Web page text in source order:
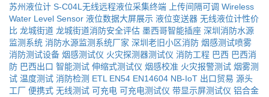
苏州液位计 S-C04L无线远程液位采集终端 上传间隔可调 Wireless
Water Level Sensor 液位数据大屏展示 液位变送器 无线液位计性价
比 龙城街道 龙城街道消防安全评估 墨西哥智能插座 深圳消防水源
监测系统 消防水源监测系统厂家 深圳老旧小区消防 烟感测试喷雾
消防测试设备 烟感测试仪 火灾探测器测试仪 消防工程 巴西 巴西消
防 巴西出口 智能测试 伸缩式测试仪 烟感校准 火灾报警测试 烟雾测
试 温度测试 消防检测 ETL EN54 EN14604 NB-IoT 出口贸易 源头
工厂 便携式 无线测试 可充电 可充电测试仪 带显示屏测试仪 铝合金